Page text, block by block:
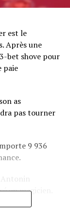
est le
Après une
bet shove pour
paie
as
pas tourner
9 936
en magicien.